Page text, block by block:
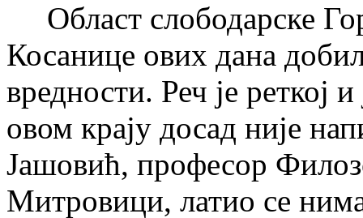
Област слободарске
Косанице ових дана
вредности. Реч је реткој
овом крају досад није
Јашовић, професор
Митровици, латио се